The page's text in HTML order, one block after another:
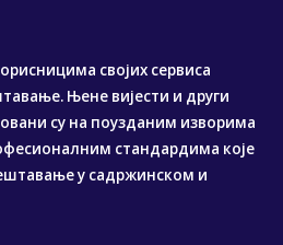
својих сервиса
Њене вијести и други
су на поузданим изворима
стандардима које
у садржинском и